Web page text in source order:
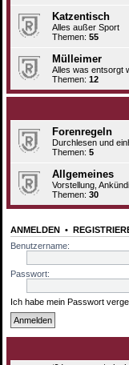
Katzentisch
Alles außer Sport
Themen: 55
Mülleimer
Alles was entsorgt
Themen: 12
Forenregeln
Durchlesen und
Themen: 5
Allgemeines
Vorstellung,
Themen: 30
ANMELDEN •
Benutzername:
Passwort:
Ich habe mein Passwort